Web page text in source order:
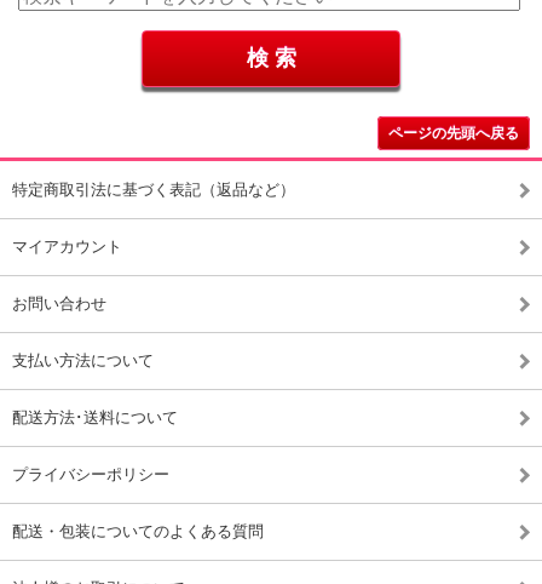
ページの先頭へ戻る
特定商取引法に基づく表記（返品など）
マイアカウント
お問い合わせ
支払い方法について
配送方法･送料について
プライバシーポリシー
配送・包装についてのよくある質問